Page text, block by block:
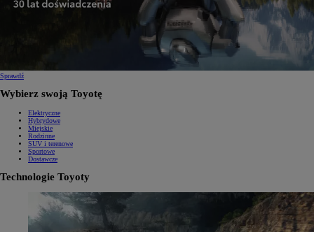
Sprawdź
Wybierz swoją Toyotę
Elektryczne
Hybrydowe
Miejskie
Rodzinne
SUV i terenowe
Sportowe
Dostawcze
Technologie Toyoty